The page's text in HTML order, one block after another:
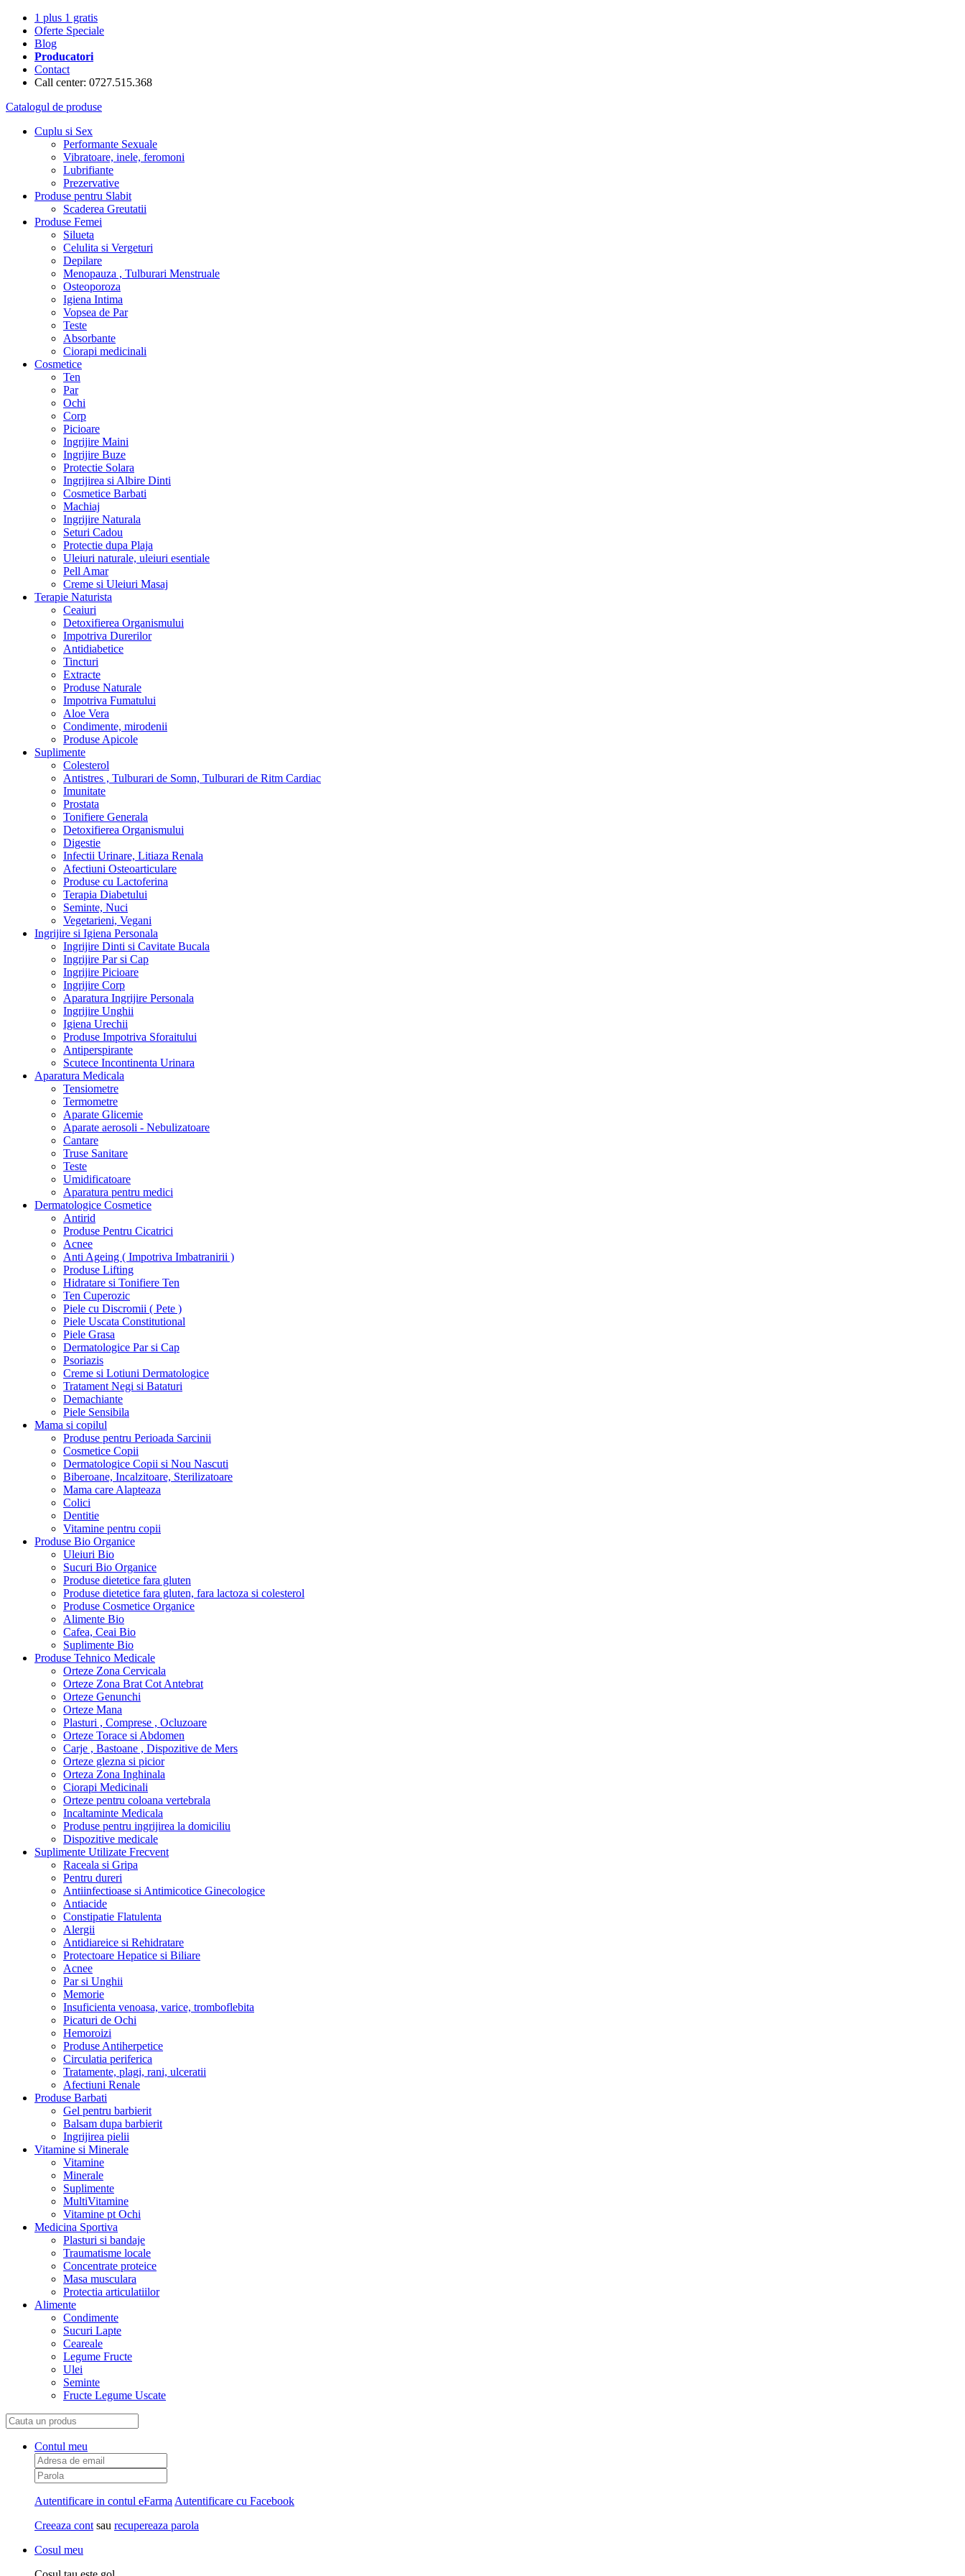
1 plus 1 gratis
Oferte Speciale
Blog
Producatori
Contact
Call center: 0727.515.368
Catalogul de produse
Cuplu si Sex
Performante Sexuale
Vibratoare, inele, feromoni
Lubrifiante
Prezervative
Produse pentru Slabit
Scaderea Greutatii
Produse Femei
Silueta
Celulita si Vergeturi
Depilare
Menopauza , Tulburari Menstruale
Osteoporoza
Igiena Intima
Vopsea de Par
Teste
Absorbante
Ciorapi medicinali
Cosmetice
Ten
Par
Ochi
Corp
Picioare
Ingrijire Maini
Ingrijire Buze
Protectie Solara
Ingrijirea si Albire Dinti
Cosmetice Barbati
Machiaj
Ingrijire Naturala
Seturi Cadou
Protectie dupa Plaja
Uleiuri naturale, uleiuri esentiale
Pell Amar
Creme si Uleiuri Masaj
Terapie Naturista
Ceaiuri
Detoxifierea Organismului
Impotriva Durerilor
Antidiabetice
Tincturi
Extracte
Produse Naturale
Impotriva Fumatului
Aloe Vera
Condimente, mirodenii
Produse Apicole
Suplimente
Colesterol
Antistres , Tulburari de Somn, Tulburari de Ritm Cardiac
Imunitate
Prostata
Tonifiere Generala
Detoxifierea Organismului
Digestie
Infectii Urinare, Litiaza Renala
Afectiuni Osteoarticulare
Produse cu Lactoferina
Terapia Diabetului
Seminte, Nuci
Vegetarieni, Vegani
Ingrijire si Igiena Personala
Ingrijire Dinti si Cavitate Bucala
Ingrijire Par si Cap
Ingrijire Picioare
Ingrijire Corp
Aparatura Ingrijire Personala
Ingrijire Unghii
Igiena Urechii
Produse Impotriva Sforaitului
Antiperspirante
Scutece Incontinenta Urinara
Aparatura Medicala
Tensiometre
Termometre
Aparate Glicemie
Aparate aerosoli - Nebulizatoare
Cantare
Truse Sanitare
Teste
Umidificatoare
Aparatura pentru medici
Dermatologice Cosmetice
Antirid
Produse Pentru Cicatrici
Acnee
Anti Ageing ( Impotriva Imbatranirii )
Produse Lifting
Hidratare si Tonifiere Ten
Ten Cuperozic
Piele cu Discromii ( Pete )
Piele Uscata Constitutional
Piele Grasa
Dermatologice Par si Cap
Psoriazis
Creme si Lotiuni Dermatologice
Tratament Negi si Bataturi
Demachiante
Piele Sensibila
Mama si copilul
Produse pentru Perioada Sarcinii
Cosmetice Copii
Dermatologice Copii si Nou Nascuti
Biberoane, Incalzitoare, Sterilizatoare
Mama care Alapteaza
Colici
Dentitie
Vitamine pentru copii
Produse Bio Organice
Uleiuri Bio
Sucuri Bio Organice
Produse dietetice fara gluten
Produse dietetice fara gluten, fara lactoza si colesterol
Produse Cosmetice Organice
Alimente Bio
Cafea, Ceai Bio
Suplimente Bio
Produse Tehnico Medicale
Orteze Zona Cervicala
Orteze Zona Brat Cot Antebrat
Orteze Genunchi
Orteze Mana
Plasturi , Comprese , Ocluzoare
Orteze Torace si Abdomen
Carje , Bastoane , Dispozitive de Mers
Orteze glezna si picior
Orteza Zona Inghinala
Ciorapi Medicinali
Orteze pentru coloana vertebrala
Incaltaminte Medicala
Produse pentru ingrijirea la domiciliu
Dispozitive medicale
Suplimente Utilizate Frecvent
Raceala si Gripa
Pentru dureri
Antiinfectioase si Antimicotice Ginecologice
Antiacide
Constipatie Flatulenta
Alergii
Antidiareice si Rehidratare
Protectoare Hepatice si Biliare
Acnee
Par si Unghii
Memorie
Insuficienta venoasa, varice, tromboflebita
Picaturi de Ochi
Hemoroizi
Produse Antiherpetice
Circulatia periferica
Tratamente, plagi, rani, ulceratii
Afectiuni Renale
Produse Barbati
Gel pentru barbierit
Balsam dupa barbierit
Ingrijirea pielii
Vitamine si Minerale
Vitamine
Minerale
Suplimente
MultiVitamine
Vitamine pt Ochi
Medicina Sportiva
Plasturi si bandaje
Traumatisme locale
Concentrate proteice
Masa musculara
Protectia articulatiilor
Alimente
Condimente
Sucuri Lapte
Ceareale
Legume Fructe
Ulei
Seminte
Fructe Legume Uscate
Contul meu
Autentificare in contul eFarma Autentificare cu Facebook
Creeaza cont sau recupereaza parola
Cosul meu